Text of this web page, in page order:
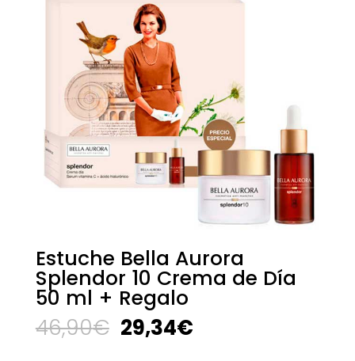
Estuche Bella Aurora
Splendor 10 Crema de Día
50 ml + Regalo
46,90€ El
precio
29,34€El